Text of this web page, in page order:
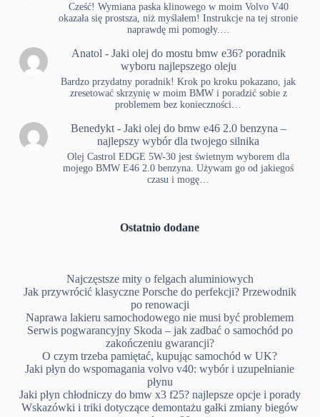
Cześć! Wymiana paska klinowego w moim Volvo V40
okazała się prostsza, niż myślałem! Instrukcje na tej stronie
naprawdę mi pomogły.…
Anatol - Jaki olej do mostu bmw e36? poradnik
wyboru najlepszego oleju
Bardzo przydatny poradnik! Krok po kroku pokazano, jak
zresetować skrzynię w moim BMW i poradzić sobie z
problemem bez konieczności…
Benedykt- Jaki olej do bmw e46 2.0 benzyna –
najlepszy wybór dla twojego silnika
Olej Castrol EDGE 5W-30 jest świetnym wyborem dla
mojego BMW E46 2.0 benzyna. Używam go od jakiegoś
czasu i mogę…
Ostatnio dodane
Najczęstsze mity o felgach aluminiowych
Jak przywrócić klasyczne Porsche do perfekcji? Przewodnik
po renowacji
Naprawa lakieru samochodowego nie musi być problemem
Serwis pogwarancyjny Skoda – jak zadbać o samochód po
zakończeniu gwarancji?
O czym trzeba pamiętać, kupując samochód w UK?
Jaki płyn do wspomagania volvo v40: wybór i uzupełnianie
płynu
Jaki płyn chłodniczy do bmw x3 f25? najlepsze opcje i porady
Wskazówki i triki dotyczące demontażu gałki zmiany biegów